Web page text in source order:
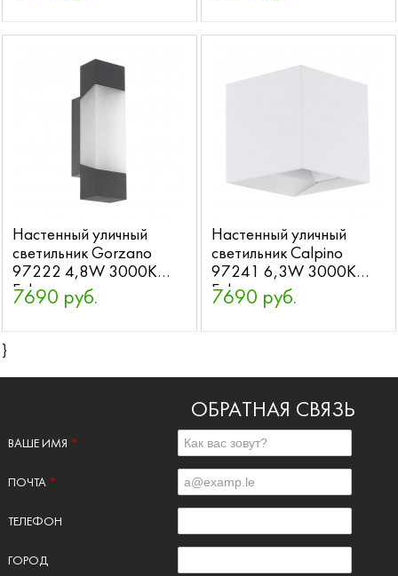
Настенный уличный
светильник Gorzano
97222 4,8W 3000K
Eglo
7690 руб.
Настенный уличный
светильник Calpino
97241 6,3W 3000K
Eglo
7690 руб.
}
ОБРАТНАЯ СВЯЗЬ
ВАШЕ ИМЯ *
ПОЧТА *
ТЕЛЕФОН
ГОРОД